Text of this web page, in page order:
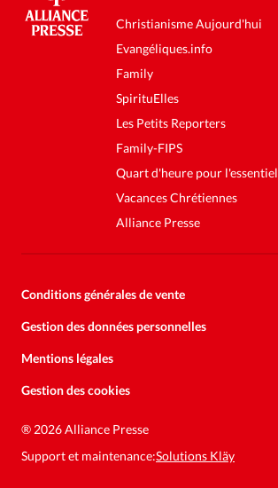
Christianisme Aujourd'hui
Evangéliques.info
Family
SpirituElles
Les Petits Reporters
Family-FIPS
Quart d'heure pour l'essentiel
Vacances Chrétiennes
Alliance Presse
Conditions générales de vente
Gestion des données personnelles
Mentions légales
Gestion des cookies
® 2026 Alliance Presse
Support et maintenance:Solutions Kläy
nous développer